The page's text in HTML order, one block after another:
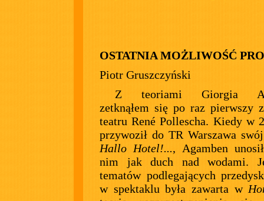
OSTATNIA MOŻLIWOŚĆ PRO
Piotr Gruszczyński
Z teoriami Giorgia
zetknąłem się po raz pierwszy
teatru René Pollescha. Kiedy w
przywoził do TR Warszawa
Hallo Hotel!..., Agamben
nim jak duch nad wodami.
tematów podlegających
w spektaklu była zawarta w